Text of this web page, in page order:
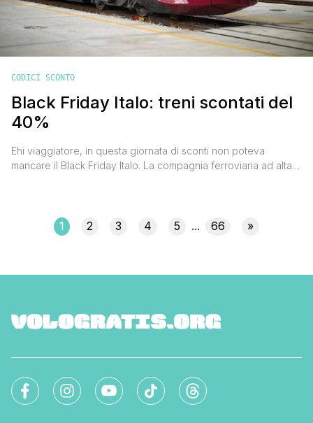
CODICI SCONTO
Black Friday Italo: treni scontati del
40%
Ehi viaggiatore, in questa giornata di sconti non poteva
mancare il Black Friday Italo. La compagnia ferroviaria ad alta
codice sconto da utilizzare è BLACK, [']
1 2 3 4 5 ... 66 »